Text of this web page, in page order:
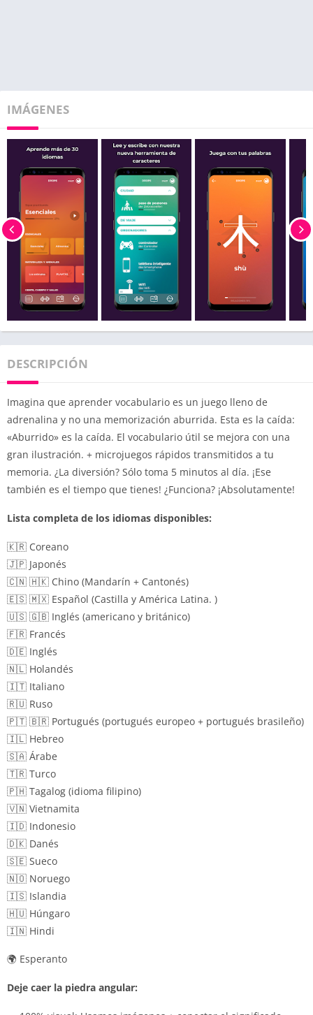
IMÁGENES
DESCRIPCIÓN
Imagina que aprender vocabulario es un juego lleno de
adrenalina y no una memorización aburrida. Esta es la caída:
«Aburrido» es la caída. El vocabulario útil se mejora con una
gran ilustración. + microjuegos rápidos transmitidos a tu
memoria. ¿La diversión? Sólo toma 5 minutos al día. ¡Ese
también es el tiempo que tienes! ¿Funciona? ¡Absolutamente!
Lista completa de los idiomas disponibles:
🇰🇷 Coreano
🇯🇵 Japonés
🇨🇳 🇭🇰 Chino (Mandarín + Cantonés)
🇪🇸 🇲🇽 Español (Castilla y América Latina. )
🇺🇸 🇬🇧 Inglés (americano y británico)
🇫🇷 Francés
🇩🇪 Inglés
🇳🇱 Holandés
🇮🇹 Italiano
🇷🇺 Ruso
🇵🇹 🇧🇷 Portugués (portugués europeo + portugués brasileño)
🇮🇱 Hebreo
🇸🇦 Árabe
🇹🇷 Turco
🇵🇭 Tagalog (idioma filipino)
🇻🇳 Vietnamita
🇮🇩 Indonesio
🇩🇰 Danés
🇸🇪 Sueco
🇳🇴 Noruego
🇮🇸 Islandia
🇭🇺 Húngaro
🇮🇳 Hindi
🌍 Esperanto
Deje caer la piedra angular: